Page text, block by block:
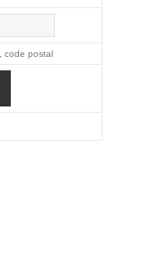
code postal